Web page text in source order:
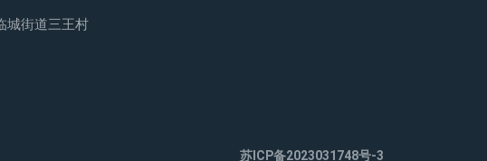
城街道三王村
苏ICP备2023031748号-3